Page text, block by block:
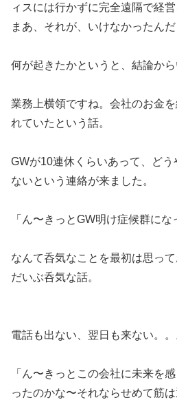
ィスには行かずに完全遠隔で経営
まあ、それが、いけなかったんだ
何が起きたかというと、結論から
業務上横領ですね。会社のお金
れていたという話。
GWが10連休くらいあって、ど
ないという連絡が来ました。
「ん〜きっとGW明け症候群にな
なんて呑気なことを最初は思っ
だいぶ呑気な話。
電話も出ない、翌日も来ない。。
「ん〜きっとこの会社に未来を
ったのかな〜それならせめて筋は